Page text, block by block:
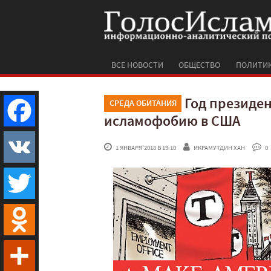
ВСЕ НОВОСТИ ОБЩЕСТВО
СРЕДА ОБИТАНИЯ
Год
исламофобию в США
1 ЯНВАРЯ'2018 В 19:10 ИКРАМУТДИН ХАН 0
Facebook
VK
Twitter
Odnoklassniki